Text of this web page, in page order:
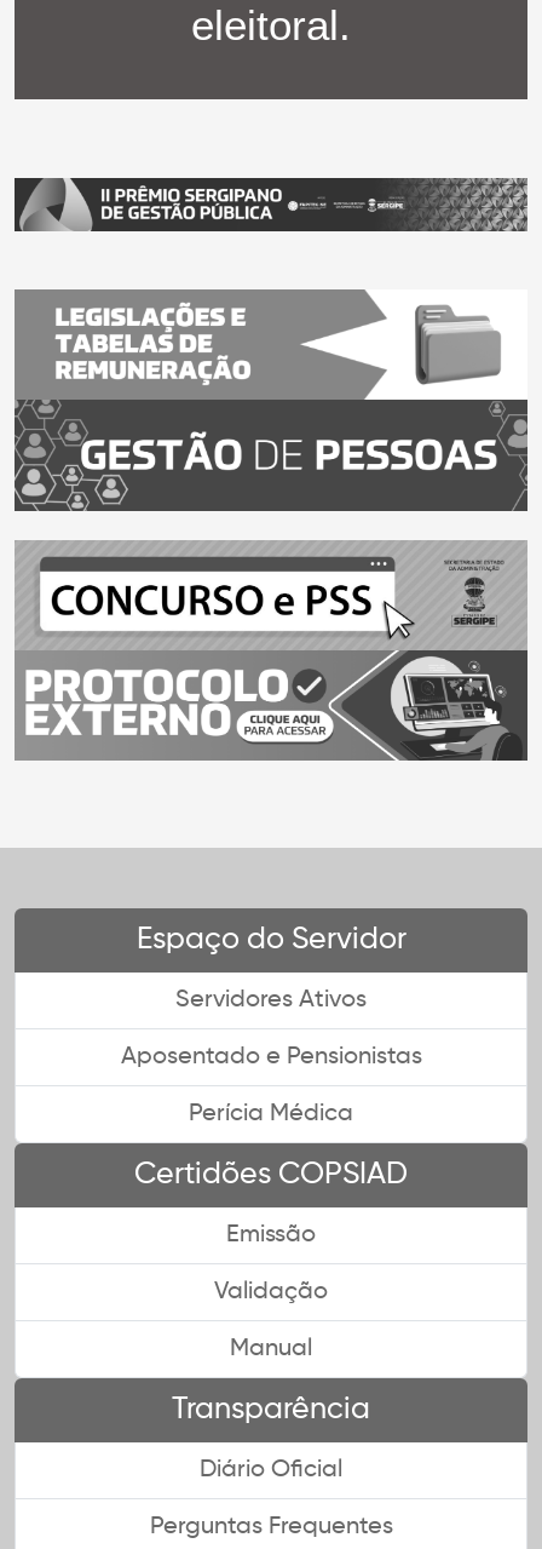
eleitoral.
Espaço do Servidor
Servidores Ativos
Aposentado e Pensionistas
Perícia Médica
Certidões COPSIAD
Emissão
Validação
Manual
Transparência
Diário Oficial
Perguntas Frequentes